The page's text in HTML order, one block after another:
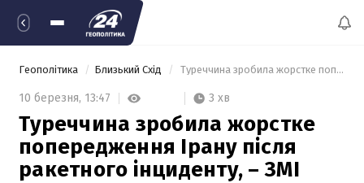
Геополітика Близький Схід Туреччина зробила жорстке попередження Ірану після ракетного інциденту, – ЗМІ
10 березня, 13:47 3 хв
Туреччина зробила жорстке
попередження Ірану після
ракетного інциденту, – ЗМІ